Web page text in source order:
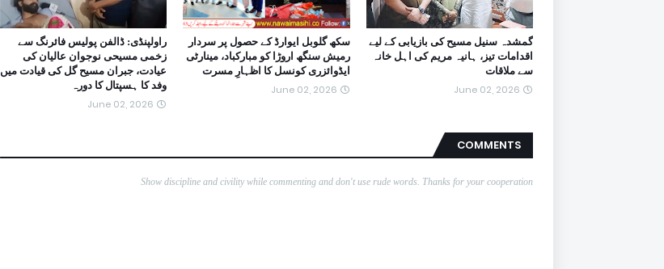
گمشدہ سنیل مسیح کی بازیابی کے لیے
اقدامات تیز، ہانیہ مریم کی اہل خانہ
سے ملاقات
June 02, 2026
سکھ گلوبل ایوارڈ کے حصول پر سردار
رمیش سنگھ اروڑا کو مبارکباد، مینارٹی
ایڈوائزری کونسل کا اظہارِ مسرت
June 02, 2026
راولپنڈی: ڈالفن پولیس فائرنگ سے
زخمی مسیحی نوجوان عالیان کی
عیادت، جبران مسیح گل کی قیادت میں
وفد کا ہسپتال کا دورہ
June 02, 2026
COMMENTS
Show discipline and civility while commenting and don't use rude words. Thanks for your cooperation